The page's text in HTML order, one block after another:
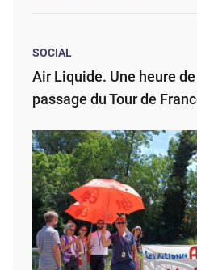
SOCIAL
Air Liquide. Une heure
passage du Tour de